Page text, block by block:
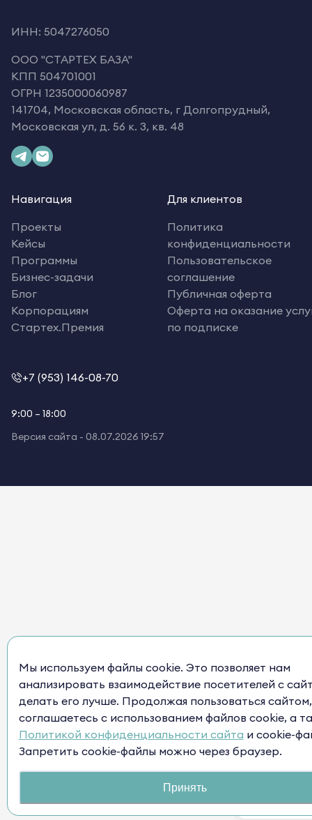
ИНН: 5047276050
OOO "СТАРТЕХ БАЗА"
КПП 504701001
ОГРН 1235000060987
141704, Московская область, г Долгопрудный,
Московская ул, д. 56 к. 3, кв. 48
Навигация
Проекты
Кейсы
Программы
Бизнес-задачи
Блог
Корпорациям
Стартех.Премия
Для клиентов
Политика
конфиденциальности
Пользовательское
соглашение
Публичная оферта
Оферта на оказание
по подписке
+7 (953) 146-08-70
9:00 – 18:00
Версия сайта - 08.07.2026 19:57
Мы используем файлы cookie. Это позволяет нам
анализировать взаимодействие посетителей с
делать его лучше. Продолжая пользоваться
соглашаетесь с использованием файлов cookie, а
Политикой конфиденциальности сайта и cookie-
Запретить cookie-файлы можно через браузер.
Принять